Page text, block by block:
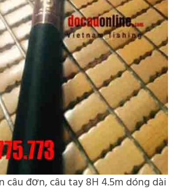
câu đơn, câu tay 8H 4.5m dóng dài